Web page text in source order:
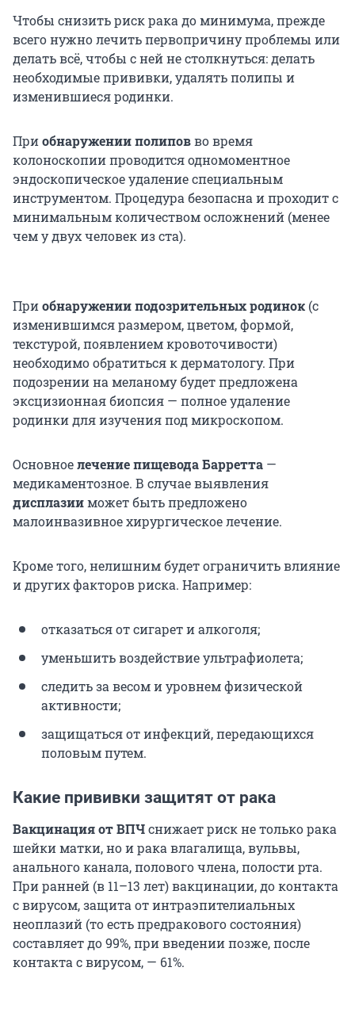
Чтобы снизить риск рака до минимума, прежде
всего нужно лечить первопричину проблемы или
делать всё, чтобы с ней не столкнуться: делать
необходимые прививки, удалять полипы и
изменившиеся родинки.
Приобнаружении полиповво время
колоноскопии проводится одномоментное
эндоскопическое удаление специальным
инструментом. Процедура безопасна и проходит с
минимальным количеством осложнений (менее
чем у двух человек из ста).
Приобнаружении подозрительных родинок (с
изменившимся размером, цветом, формой,
текстурой, появлением кровоточивости)
необходимо обратиться к дерматологу. При
подозрении на меланому будет предложена
эксцизионная биопсия — полное удаление
родинки для изучения под микроскопом.
Основноелечение пищевода Барретта —
медикаментозное. В случае выявления
дисплазииможет быть предложено
малоинвазивное хирургическое лечение.
Кроме того, нелишним будет ограничить влияние
и других факторов риска. Например:
отказаться от сигарет и алкоголя;
уменьшить воздействие ультрафиолета;
следить за весом и уровнем физической
активности;
защищаться от инфекций, передающихся
половым путем.
Какие прививки защитят от рака
Вакцинация от ВПЧснижает риск не только рака
шейки матки, но и рака влагалища, вульвы,
анального канала, полового члена, полости рта.
При ранней (в 11–13 лет) вакцинации, до контакта
с вирусом, защита от интраэпителиальных
неоплазий (то есть предракового состояния)
составляет до 99%, при введении позже, после
контакта с вирусом, — 61%.